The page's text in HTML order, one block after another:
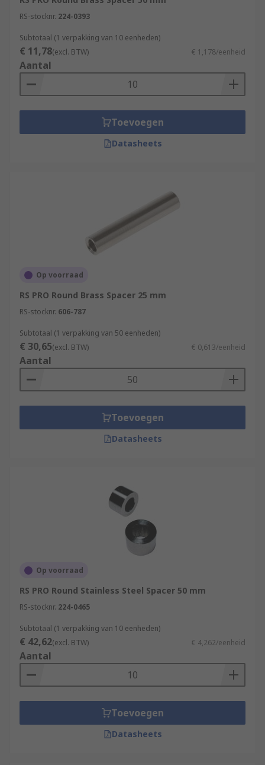
RS-stocknr. 224-0393
Subtotaal (1 verpakking van 10 eenheden)
€ 11,78(excl. BTW) € 1,178/eenheid
Aantal
Toevoegen
Datasheets
Op voorraad
RS PRO Round Brass Spacer 25 mm
RS-stocknr. 606-787
Subtotaal (1 verpakking van 50 eenheden)
€ 30,65(excl. BTW) € 0,613/eenheid
Aantal
Toevoegen
Datasheets
Op voorraad
RS PRO Round Stainless Steel Spacer 50 mm
RS-stocknr. 224-0465
Subtotaal (1 verpakking van 10 eenheden)
€ 42,62(excl. BTW) € 4,262/eenheid
Aantal
Toevoegen
Datasheets